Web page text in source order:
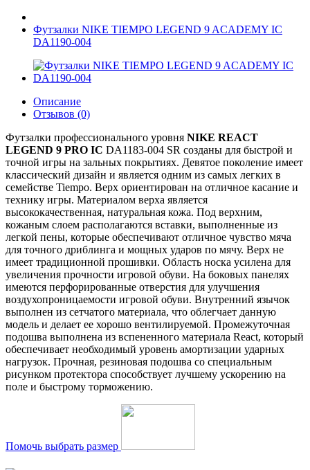
Футзалки NIKE TIEMPO LEGEND 9 ACADEMY IC
DA1190-004
Описание
Отзывов (0)
Футзалки профессионального уровня NIKE REACT
LEGEND 9 PRO IC DA1183-004 SR созданы для быстрой и
точной игры на зальных покрытиях. Девятое поколение имеет
классический дизайн и является одним из самых легких в
семействе Tiempo. Верх ориентирован на отличное касание и
технику игры. Материалом верха является
высококачественная, натуральная кожа. Под верхним,
кожаным слоем располагаются вставки, выполненные из
легкой пены, которые обеспечивают отличное чувство мяча
для точного дриблинга и мощных ударов по мячу. Верх не
имеет традиционной прошивки. Область носка усилена для
увеличения прочности игровой обуви. На боковых панелях
имеются перфорированные отверстия для улучшения
воздухопроницаемости игровой обуви. Внутренний язычок
выполнен из сетчатого материала, что облегчает данную
модель и делает ее хорошо вентилируемой. Промежуточная
подошва выполнена из вспененного материала React, который
обеспечивает необходимый уровень амортизации ударных
нагрузок. Прочная, резиновая подошва со специальным
рисунком протектора способствует лучшему ускорению на
поле и быстрому торможению.
Помочь выбрать размер